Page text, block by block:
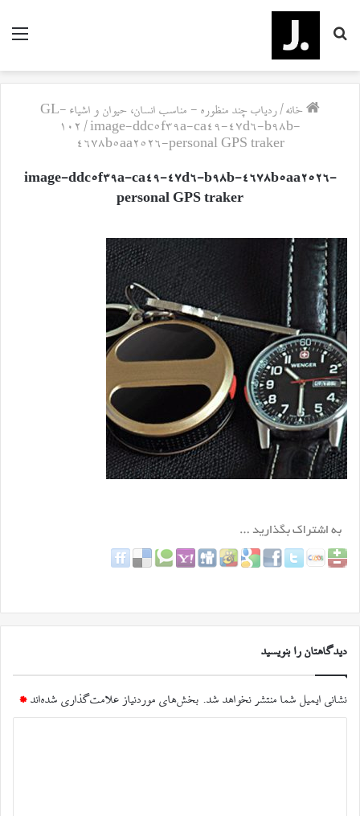
منو
برای
خانه /
ردیاب چند منظوره - مناسب انسان، حیوان و اشیاء GL-
102 / image-ddc5f39a-ca49-47d6-b98b-
4678b5aa2526-personal GPS traker
image-ddc5f39a-ca49-47d6-b98b-4678b5aa2526-
personal GPS traker
دیدگاهتان را بنویسید
نشانی ایمیل شما منتشر نخواهد شد. بخش‌های موردنیاز علامت‌گذاری شده‌اند *